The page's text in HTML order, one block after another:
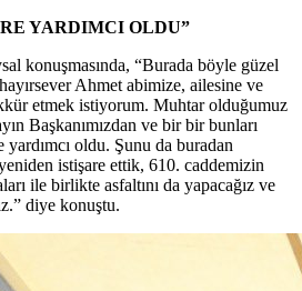
YARDIMCI OLDU”
konuşmasında, “Burada böyle güzel
Ahmet abimize, ailesine ve
etmek istiyorum. Muhtar olduğumuz
Başkanımızdan ve bir bir bunları
oldu. Şunu da buradan
istişare ettik, 610. caddemizin
ile birlikte asfaltını da yapacağız ve
diye konuştu.